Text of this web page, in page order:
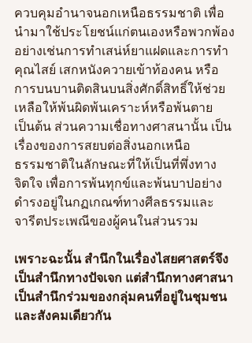
ควบคุมอำนาจนอกเหนือธรรมชาติ เพื่อ
นำมาใช้ประโยชน์แก่ตนเองหรือพวกพ้อง
อย่างเช่นการทำเสน่ห์ยาแฝดและการทำ
คุณไสย์ เสกหนังควายเข้าท้องคน หรือ
การบนบานติดสินบนสิ่งศักดิ์สิทธิ์ให้ช่วย
เหลือให้พ้นผิดพ้นเคราะห์หรือพ้นตาย
เป็นต้น ส่วนความเชื่อทางศาสนานั้น เป็น
เรื่องของการสยบต่อสิ่งนอกเหนือ
ธรรมชาติในลักษณะที่ให้เป็นที่พึ่งทาง
จิตใจ เพื่อการพ้นทุกข์และพ้นบาปอย่าง
ดำรงอยู่ในกฏเกณฑ์ทางศีลธรรมและ
จารีตประเพณีของผู้คนในส่วนรวม
เพราะฉะนั้น สำนึกในเรื่องไสยศาสตร์จึง
เป็นสำนึกทางปัจเจก แต่สำนึกทางศาสนา
เป็นสำนึกร่วมของกลุ่มคนที่อยู่ในชุมชน
และสังคมเดียวกัน